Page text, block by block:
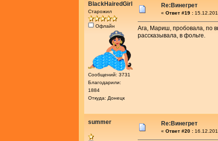
BlackHairedGirl
Старожил
Офлайн
Сообщений: 3731
Благодарили:
1884
Откуда: Донецк
Re:Винегрет
« Ответ #19 :
Ага, Мариш, пробовала, по
рассказывала, в фольге.
summer Re:Винегрет
« Ответ #20 :